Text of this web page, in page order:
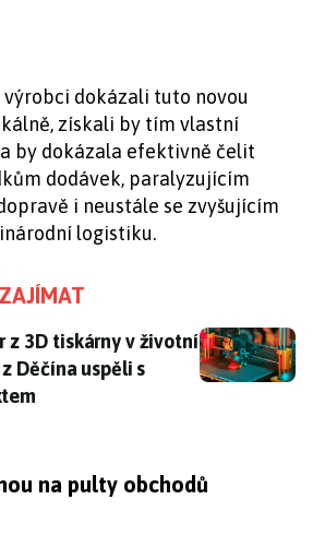
výrobci dokázali tuto novou
získali by tím vlastní
by dokázala efektivně čelit
dodávek, paralyzujícím
i neustále se zvyšujícím
logistiku.
z 3D tiskárny v životní velikosti.
z 3D tiskárny v životní
Děčína uspěli s
na pulty obchodů